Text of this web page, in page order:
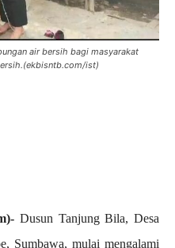
air bersih bagi masyarakat
ist)
Dusun Tanjung Bila, Desa
Sumbawa, mulai mengalami